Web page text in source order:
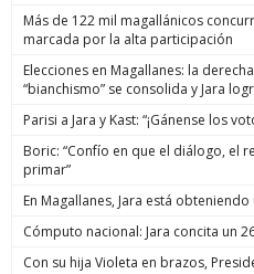
Más de 122 mil magallánicos
marcada por la alta participación
Elecciones en Magallanes: la
“bianchismo” se consolida y Jara
Parisi a Jara y Kast: “¡Gánense los
Boric: “Confío en que el diálogo, el
primar”
En Magallanes, Jara está
Cómputo nacional: Jara concita un
Con su hija Violeta en brazos,